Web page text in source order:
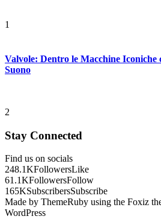
1
Valvole: Dentro le Macchine Iconiche
Suono
2
Stay Connected
Find us on socials
248.1KFollowersLike
61.1KFollowersFollow
165KSubscribersSubscribe
Made by ThemeRuby using the Foxiz
WordPress